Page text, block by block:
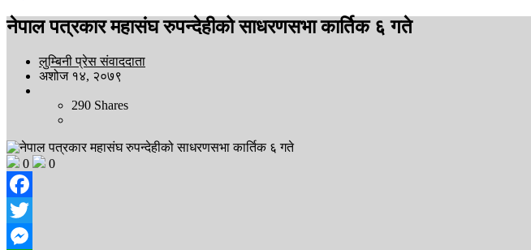
नेपाल पत्रकार महासंघ रुपन्देहीको साधरणसभा कार्तिक ६ गते
लुम्बिनी प्रेस संवाददाता
अशोज १४, २०७९
290 Shares
0 0
Facebook
Twitter